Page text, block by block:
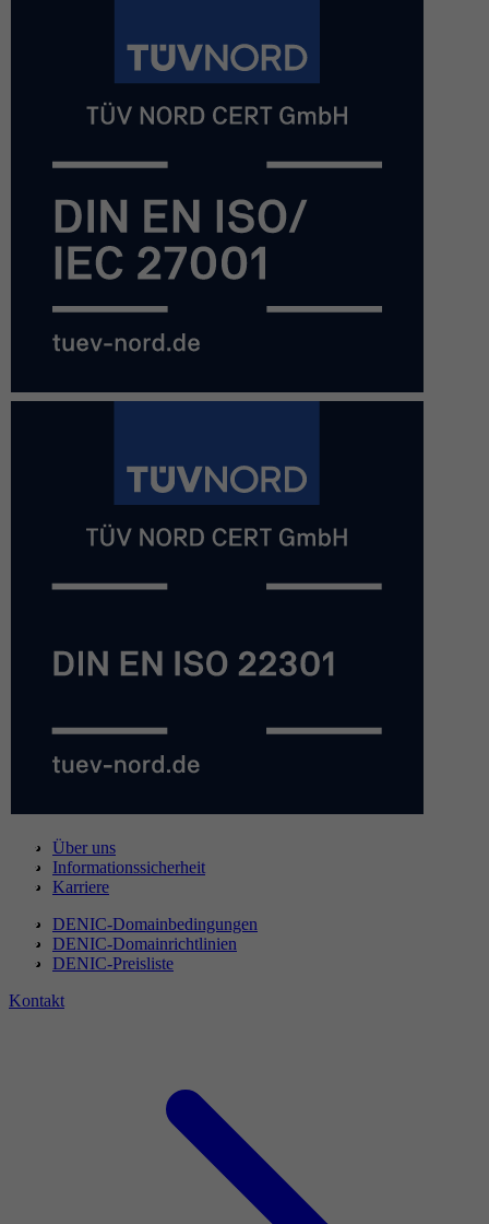
Über uns
Informationssicherheit
Karriere
DENIC-Domainbedingungen
DENIC-Domainrichtlinien
DENIC-Preisliste
Kontakt